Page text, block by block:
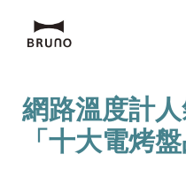
網路溫度計
「十大電烤盤
您的購物車